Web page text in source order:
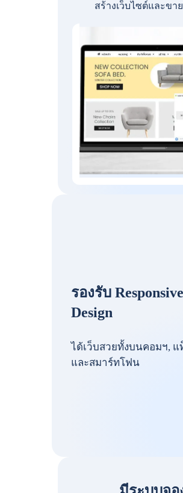
สร้างเว็บไซต์และขา
รองรับ Responsive
Design
ได้เว็บสวยทั้งบนคอมฯ, แ
และสมาร์ทโฟน